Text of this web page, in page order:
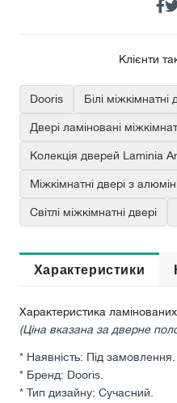
Клієнти
Dooris Білі міжкімнатні
Двері ламіновані
Колекція дверей Laminia
Міжкімнатні двері з
Світлі міжкімнатні двері
Характеристики
Характеристика
(Ціна вказана за дверне
* Наявність: Під замовлення.
* Бренд: Dooris.
* Тип дизайну: Сучасний.